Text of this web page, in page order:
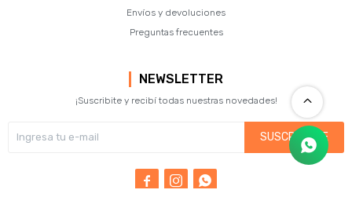
Envíos y devoluciones
Preguntas frecuentes
NEWSLETTER
¡Suscribite y recibí todas nuestras novedades!
SUSCRIBIRME
  